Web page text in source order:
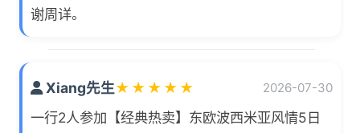
谢周详。
Xiang先生★ ★ ★ ★ ★ 2026-07-30
一行2人参加【经典热卖】东欧波西米亚风情5日